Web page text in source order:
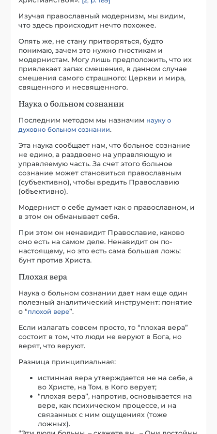
Изучая православный модернизм, мы видим,
что здесь происходит нечто похожее.
Опять же, не стану притворяться, будто
понимаю, зачем это нужно гностикам и
модернистам. Могу лишь предположить, что их
привлекает запах смешения, в данном случае
смешения самого страшного: Церкви и мира,
священного и несвященного.
Наука о больном сознании
Последним методом мы назначим науку о
духовно больном сознании.
Эта наука сообщает нам, что больное сознание
не едино, а раздвоено на управляющую и
управляемую часть. За счет этого больное
сознание может становиться православным
(субъективно), чтобы вредить Православию
(объективно).
Модернист о себе думает как о православном, и
в этом он обманывает себя.
При этом он ненавидит Православие, каково
оно есть на самом деле. Ненавидит он по-
настоящему, но это есть сама большая ложь:
бунт против Христа.
Плохая вера
Наука о больном сознании дает нам еще один
полезный аналитический инструмент: понятие
о “плохой вере”.
Если излагать совсем просто, то “плохая вера”
состоит в том, что люди не веруют в Бога, но
верят, что веруют.
Разница принципиальная:
истинная вера утверждается не на себе, а
во Христе, на Том, в Кого верует;
“плохая вера”, напротив, основывается на
вере, как психическом процессе, и на
связанных с ним ощущениях (тоже
ложных).